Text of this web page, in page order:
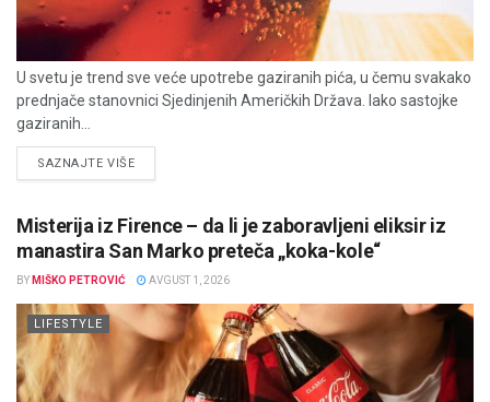
U svetu je trend sve veće upotrebe gaziranih pića, u čemu svakako
prednjače stanovnici Sjedinjenih Američkih Država. Iako sastojke
gaziranih...
SAZNAJTE VIŠEDETAILS
Misterija iz Firence – da li je zaboravljeni eliksir iz
manastira San Marko preteča „koka-kole“
BY MIŠKO PETROVIĆ AVGUST 1, 2026
LIFESTYLE